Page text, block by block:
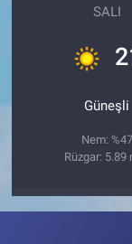
SALI
Güneşli
Nem: %47
Rüzgar: 5.89